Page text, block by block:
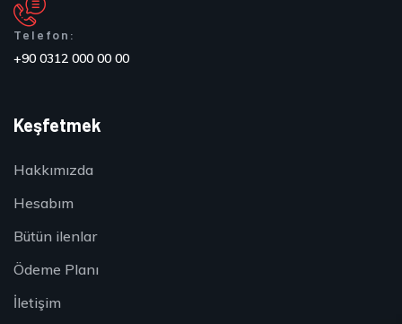
Telefon:
+90 0312 000 00 00
Keşfetmek
Hakkımızda
Hesabım
Bütün ilenlar
Ödeme Planı
İletişim